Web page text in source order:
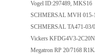
Vogel ID:297489,
SCHMERSAL MVH
SCHMERSAL TA471-
Vickers KFDG4V3-
Megatron RP 20/